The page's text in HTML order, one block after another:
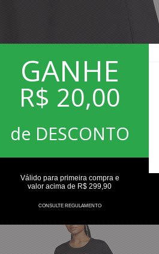
GANHE
R$ 20,00
de DESCONTO
Válido para primeira compra e
valor acima de R$ 299,90
CONSULTE REGULAMENTO